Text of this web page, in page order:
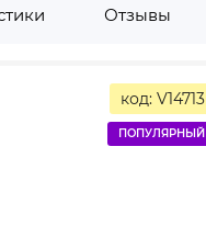
Отзывы
код: V14713
ПОПУЛЯРНЫЙ